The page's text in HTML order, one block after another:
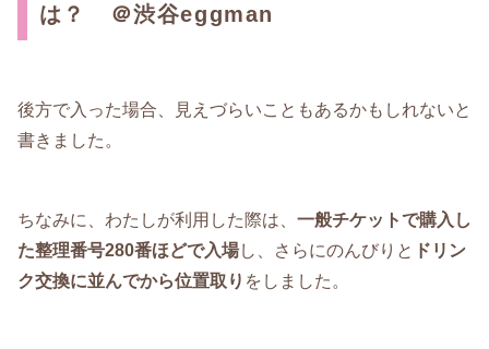
は？ ＠渋谷eggman
後方で入った場合、見えづらいこともあるかもしれないと
書きました。
ちなみに、わたしが利用した際は、 一般チケットで購入し
た整理番号280番ほどで入場し、さらにのんびりと ドリン
ク交換に並んでから位置取り をしました。